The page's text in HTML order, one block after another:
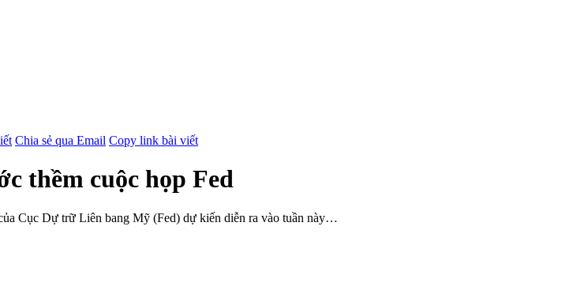
Chia sẻ qua Email Copy link bài viết
thềm cuộc họp Fed
Cục Dự trữ Liên bang Mỹ (Fed) dự kiến diễn ra vào tuần này…